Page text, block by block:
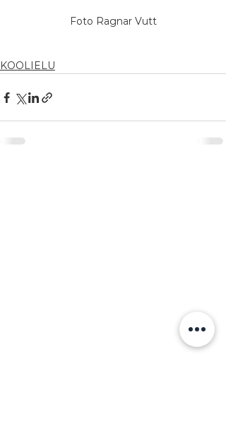
Foto Ragnar Vutt
KOOLIELU